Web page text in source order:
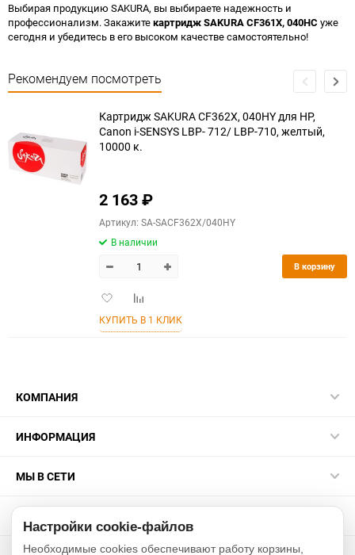
Выбирая продукцию SAKURA, вы выбираете надежность и
профессионализм. Закажитекартридж SAKURA CF361X, 040HC уже
сегодня и убедитесь в его высоком качестве самостоятельно!
Рекомендуем посмотреть
Картридж SAKURA CF362X, 040HY для HP,
Canon i-SENSYS LBP- 712/ LBP-710, желтый,
10000 к.
2 163₽
Артикул: SA-SACF362X/040HY
В наличии
Добавить
избранное
Добавить
сравнению
В корзину
КУПИТЬ В 1 КЛИК
КОМПАНИЯ
ИНФОРМАЦИЯ
МЫ В СЕТИ
Настройки cookie-файлов
Необходимые cookies обеспечивают работу корзины,